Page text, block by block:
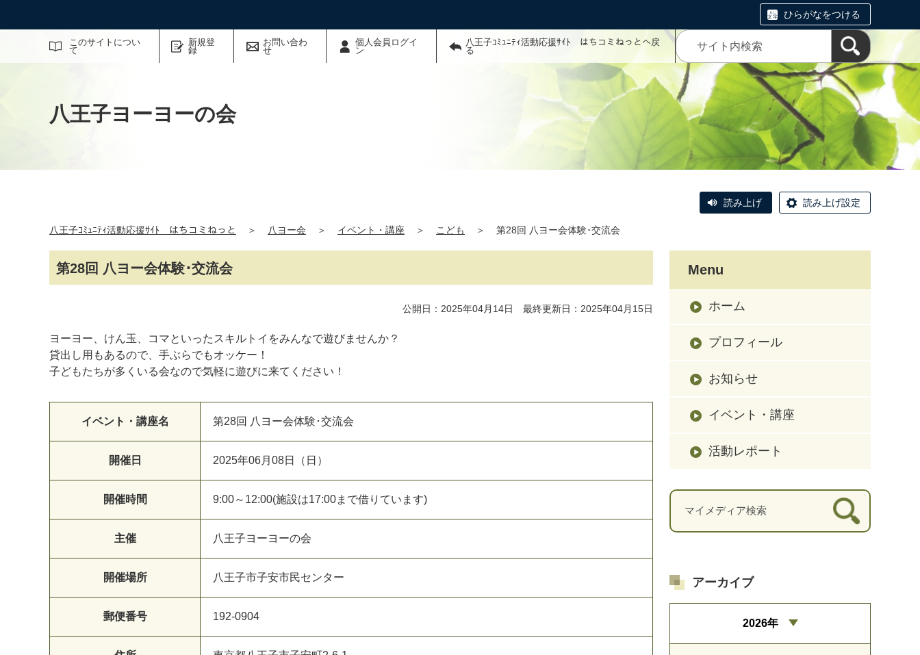
ひらがなをつける
このサイトについ
て
新規登
録
お問い合わ
せ
個人会員ログイ
ン
八王子ｺﾐｭﾆﾃｨ活動応援ｻｲﾄ はちコミねっとへ戻
る
サイト内検索
八王子ヨーヨーの会
読み上げ 読み上げ設定
八王子ｺﾐｭﾆﾃｨ活動応援ｻｲﾄ はちコミねっと ＞ 八ヨー会 ＞ イベント・講座 ＞ こども ＞ 第28回 八ヨー会体験･交流会
第28回 八ヨー会体験･交流会
公開日：2025年04月14日 最終更新日：2025年04月15日
ヨーヨー、けん玉、コマといったスキルトイをみんなで遊びませんか？
貸出し用もあるので、手ぶらでもオッケー！
子どもたちが多くいる会なので気軽に遊びに来てください！
イベント・講座名 第28回 八ヨー会体験･交流会
開催日 2025年06月08日（日）
開催時間 9:00～12:00(施設は17:00まで借りています)
主催 八王子ヨーヨーの会
開催場所 八王子市子安市民センター
郵便番号 192-0904
Menu
ホーム
プロフィール
お知らせ
イベント・講座
活動レポート
アーカイブ
2026年